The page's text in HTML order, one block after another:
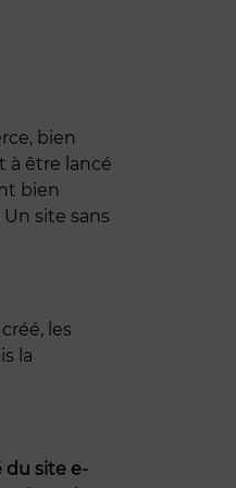
bien
à être lancé
bien
site sans
les
la
du site e-